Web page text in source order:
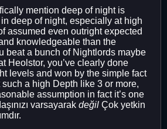
mention deep of night is
deep of night, especially at high
assumed even outright expected
knowledgeable than the
beat a bunch of Nightlords maybe
Heolstor, you’ve clearly done
levels and won by the simple fact
a high Depth like 3 or more,
assumption in fact it’s one
varsayarak değil Çok yetkin